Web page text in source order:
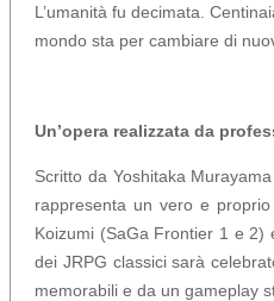
L’umanità fu decimata.
mondo sta per cambiare di
Un’opera realizzata da
Scritto da Yoshitaka
rappresenta un vero e
Koizumi (SaGa Frontier 1 e 2)
dei JRPG classici sarà
memorabili e da un gameplay